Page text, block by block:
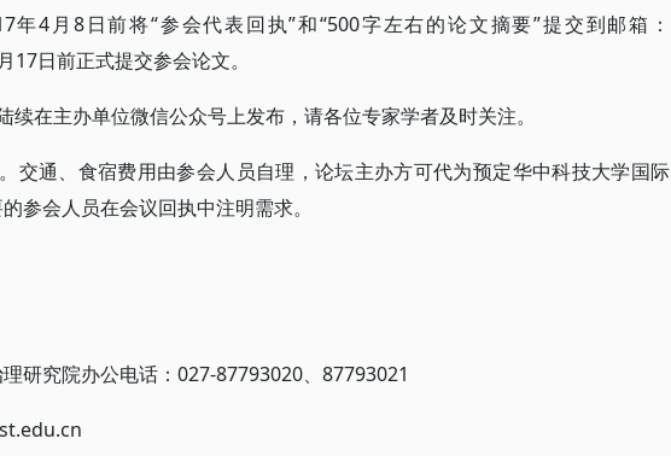
年4月8日前将“参会代表回执”和“500字左右的论文摘要”提交到邮箱：
日前正式提交参会论文。
续在主办单位微信公众号上发布，请各位专家学者及时关注。
交通、食宿费用由参会人员自理，论坛主办方可代为预定华中科技大学国际
参会人员在会议回执中注明需求。
研究院办公电话：027-87793020、87793021